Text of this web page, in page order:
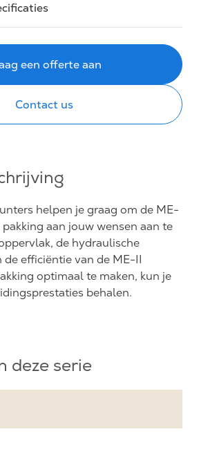
een offerte aan
Contact us
helpen je graag om de ME-
aan jouw wensen aan te
de hydraulische
de efficiëntie van de ME-II
optimaal te maken, kun je
behalen.
deze serie